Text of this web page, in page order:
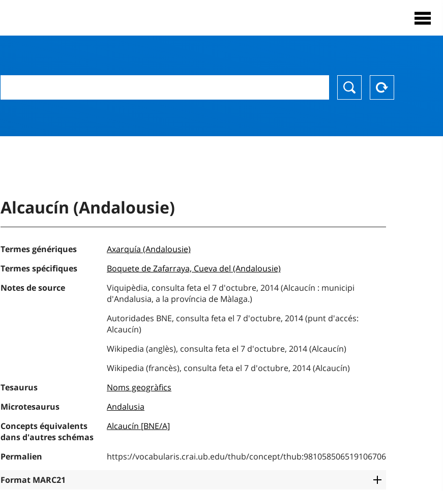
Alcaucín (Andalousie)
Termes génériques
Axarquía (Andalousie)
Termes spécifiques
Boquete de Zafarraya, Cueva del (Andalousie)
Notes de source
Viquipèdia, consulta feta el 7 d'octubre, 2014 (Alcaucín : municipi
d'Andalusia, a la província de Màlaga.)
Autoridades BNE, consulta feta el 7 d'octubre, 2014 (punt d'accés:
Alcaucín)
Wikipedia (anglès), consulta feta el 7 d'octubre, 2014 (Alcaucín)
Wikipedia (francès), consulta feta el 7 d'octubre, 2014 (Alcaucín)
Tesaurus
Noms geogràfics
Microtesaurus
Andalusia
Concepts équivalents
dans d'autres schémas
Alcaucín [BNE/A]
Permalien https://vocabularis.crai.ub.edu/thub/concept/thub:981058506519106706
Format MARC21